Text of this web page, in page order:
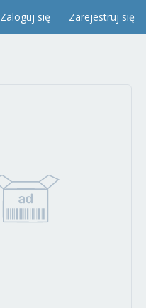
Zaloguj się Zarejestruj się